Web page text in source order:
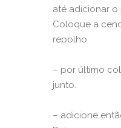
até adicionar o
Coloque a
repolho.
– por último
junto.
– adicione